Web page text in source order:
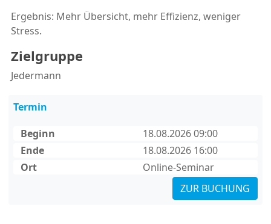
Ergebnis: Mehr Übersicht, mehr Effizienz, weniger
Stress.
Zielgruppe
Jedermann
Termin
Beginn
18.08.2026 09:00
Ende
18.08.2026 16:00
Ort
Online-Seminar
ZUR BUCHUNG